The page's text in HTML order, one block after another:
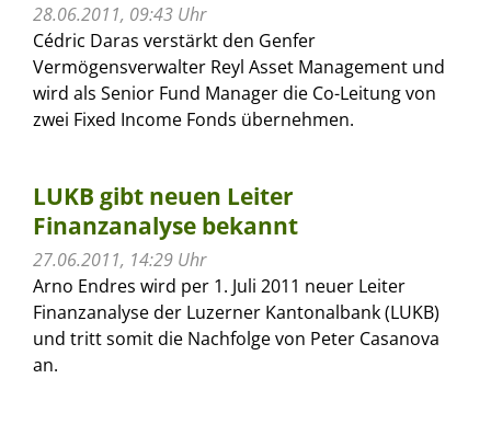
28.06.2011, 09:43 Uhr
Cédric Daras verstärkt den Genfer
Vermögensverwalter Reyl Asset Management und
wird als Senior Fund Manager die Co-Leitung von
zwei Fixed Income Fonds übernehmen.
LUKB gibt neuen Leiter
Finanzanalyse bekannt
27.06.2011, 14:29 Uhr
Arno Endres wird per 1. Juli 2011 neuer Leiter
Finanzanalyse der Luzerner Kantonalbank (LUKB)
und tritt somit die Nachfolge von Peter Casanova
an.